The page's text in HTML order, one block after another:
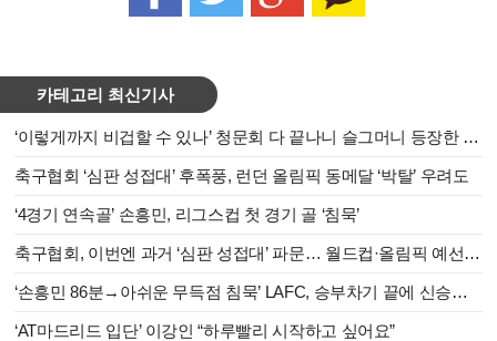
카테고리 최신기사
‘이렇게까지 비겁할 수 있나’ 청문회 다 끝나니 슬그머니 등장한 이임생
축구협회 ‘심판 성접대’ 후폭풍, 런던 올림픽 동메달 ‘박탈’ 우려도
‘4경기 연속골’ 손흥민, 리그스컵 첫 경기 골 ‘침묵’
축구협회, 이번엔 과거 ‘심판 성접대’ 파문… 월드컵·올림픽 예선 진행한 외국인 심판·감독관 대상
‘손흥민 86분→아쉬운 무득점 침묵’ LAFC, 승부차기 끝에 신승… ‘멕시코 명문’ 치바스 격파
‘AT마드리드 입단’ 이강인 “하루빨리 시작하고 싶어요”